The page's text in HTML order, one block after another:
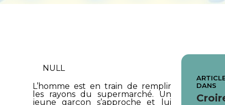
NULL
L’homme est en train de remplir
les rayons du supermarché. Un
jeune garçon s’approche et lui
DANS